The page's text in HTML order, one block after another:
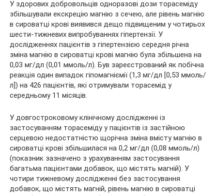
У здорових добровольців одноразові дози торасеміду
збільшували екскрецію магнію з сечею, але рівень магнію
в сироватці крові виявився дещо підвищеним у чотирьох
шести-тижневих випробуваннях гіпертензії. У
дослідженнях пацієнтів з гіпертензією середня річна
зміна магнію в сироватці крові магнію була збільшена на
0,03 мг/дл (0,01 ммоль/л). Був зареєстрований як побічна
реакція один випадок гіпомагніємії (1,3 мг/дл [0,53 ммоль/
л]) на 426 пацієнтів, які отримували торасемід у
середньому 11 місяців.
У довгостроковому клінічному дослідженні із
застосуванням торасеміду у пацієнтів із застійною
серцевою недостатністю щорічна зміна вмісту магнію в
сироватці крові збільшилася на 0,2 мг/дл (0,08 ммоль/л)
(показник зазначено з урахуванням застосування
багатьма пацієнтами добавок, що містять магній). У
чотири тижневому дослідженні без застосування
добавок, що містять магній, рівень магнію в сироватці